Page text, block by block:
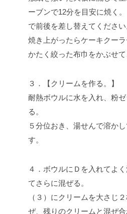
ーブンで12分を目安に焼く
で前後を差し替えてください
焼き上がったらケーキクー
かたく絞った布巾をかぶせて
３．【クリームを作る。】
耐熱ボウルに水を入れ、粉
る。
５分位おき、湯せんで溶か
す。
４．ボウルにＤを入れてよ
てさらに混ぜる。
（３）にクリームを大さじ
ぜ、残りのクリームと混ぜ